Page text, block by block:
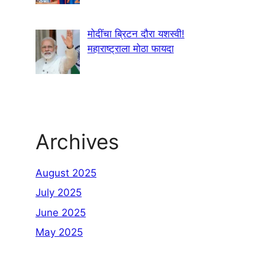
मोदींचा ब्रिटन दौरा यशस्वी!
महाराष्ट्राला मोठा फायदा
Archives
August 2025
July 2025
June 2025
May 2025